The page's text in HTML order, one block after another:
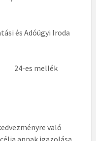
és Adóügyi Iroda
24-es mellék
való
annak igazolása,